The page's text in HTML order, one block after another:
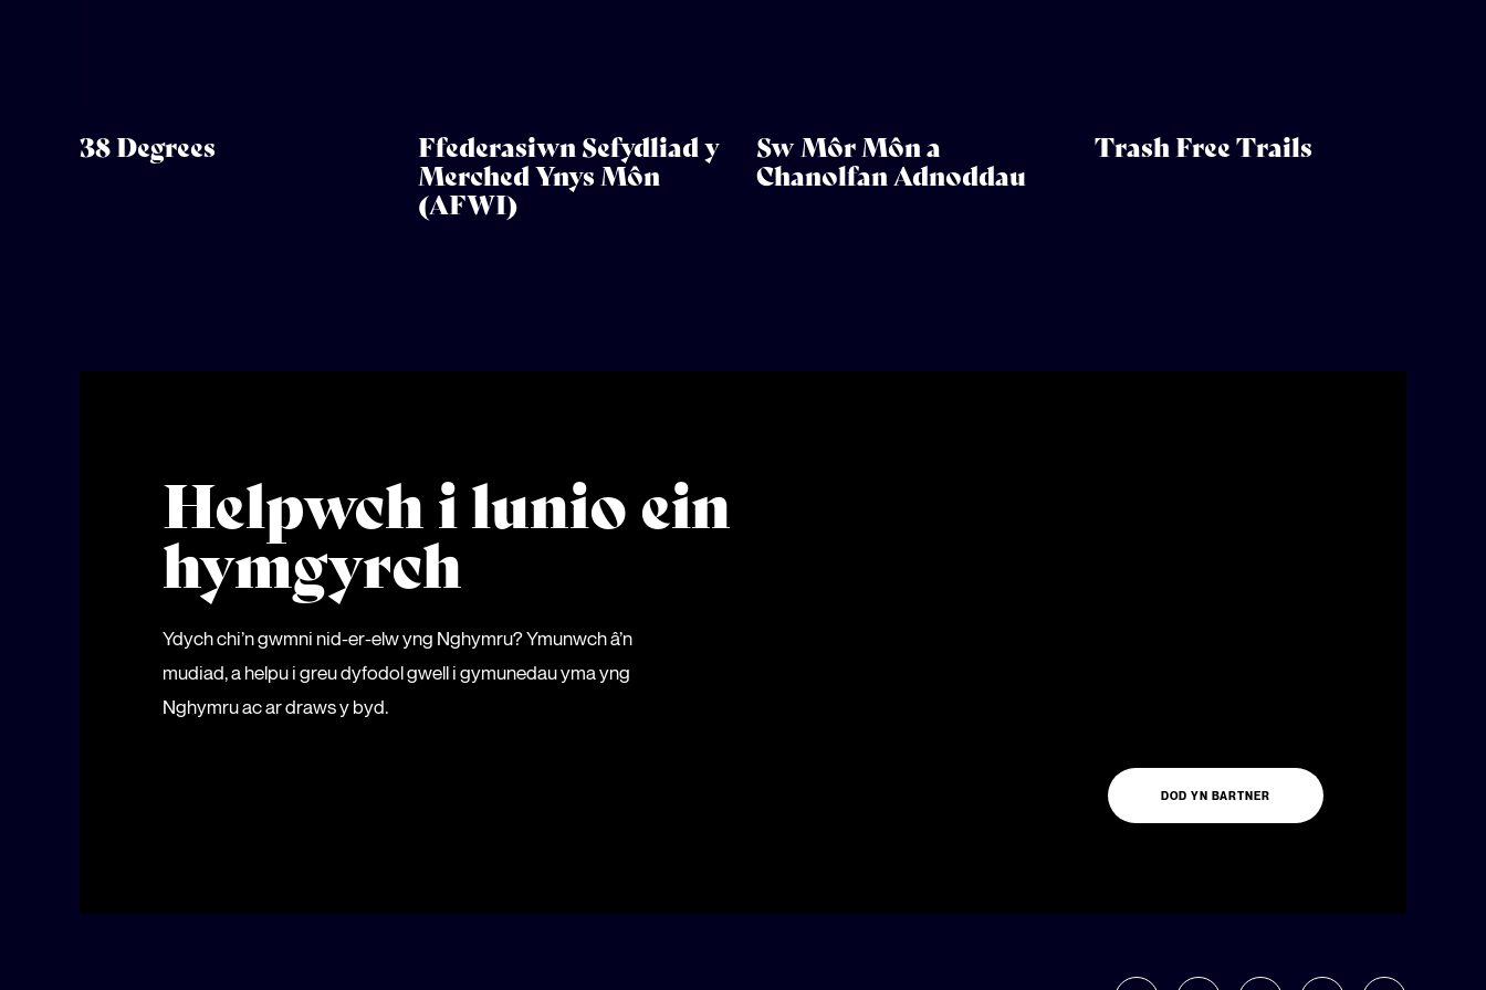
38 Degrees
Ffederasiwn Sefydliad y
Merched Ynys Môn
(AFWI)
Sw Môr Môn a
Chanolfan Adnoddau
Trash Free Trails
Helpwch i lunio ein
hymgyrch
Ydych chi’n gwmni nid-er-elw yng Nghymru? Ymunwch â’n
mudiad, a helpu i greu dyfodol gwell i gymunedau yma yng
Nghymru ac ar draws y byd.
DOD YN BARTNER